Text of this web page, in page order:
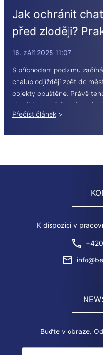
Jak ochránit
před zloději?
16. září 2025 11:07
S příchodem podzimu
chalup odjíždějí zpět do
objekty opuštěné. Právě
Například ve Středočeském
vykradeny 3 až 4 rekreační
Přečíst článek>
K dispozici v
Buďte v obraze.